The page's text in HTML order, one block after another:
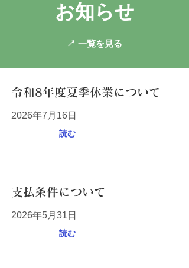
​お知らせ
↗ 一覧を見る
令和8年度夏季休業について
2026年7月16日
読む
支払条件について
2026年5月31日
読む